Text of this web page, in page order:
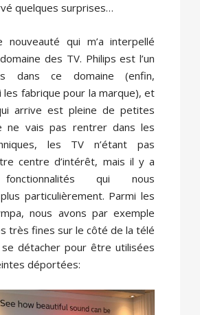
quelques surprises…
nouveauté qui m’a interpellé
des TV. Philips est l’un
dans ce domaine (enfin,
les fabrique pour la marque), et
arrive est pleine de petites
ne vais pas rentrer dans les
les TV n’étant pas
centre d’intérêt, mais il y a
qui nous
particulièrement. Parmi les
nous avons par exemple
très fines sur le côté de la télé
détacher pour être utilisées
déportées: